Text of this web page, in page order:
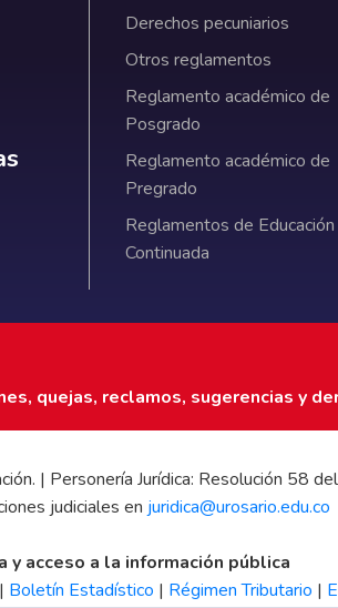
institucionales
Derechos pecuniarios
Otros reglamentos
Reglamento académico de
Posgrado
Reglamento académico de
Pregrado
Reglamentos de Educación
Continuada
quejas, reclamos, sugerencias y
| Personería Jurídica: Resolución
judiciales en juridica@urosario.edu.co
y acceso a la información pública
| Boletín Estadístico | Régimen Tributario |